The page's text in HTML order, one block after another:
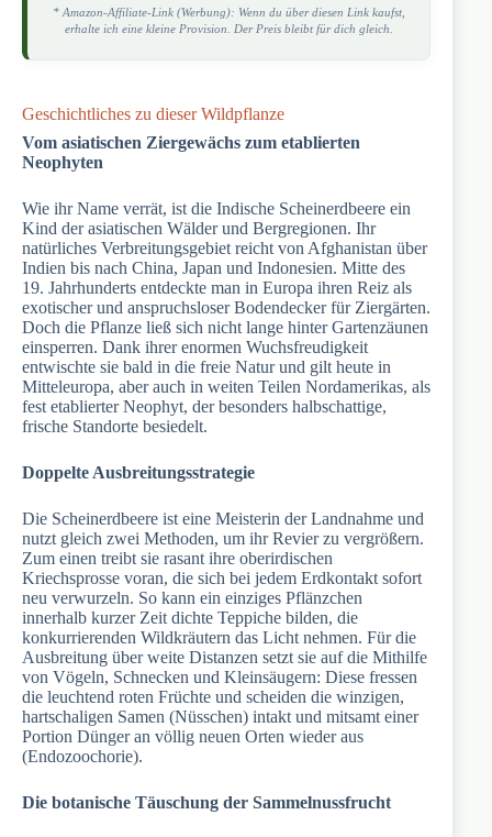
* Amazon-Affiliate-Link (Werbung): Wenn du über diesen Link kaufst,
erhalte ich eine kleine Provision. Der Preis bleibt für dich gleich.
Geschichtliches zu dieser Wildpflanze
Vom asiatischen Ziergewächs zum etablierten
Neophyten
Wie ihr Name verrät, ist die Indische Scheinerdbeere ein
Kind der asiatischen Wälder und Bergregionen. Ihr
natürliches Verbreitungsgebiet reicht von Afghanistan über
Indien bis nach China, Japan und Indonesien. Mitte des
19. Jahrhunderts entdeckte man in Europa ihren Reiz als
exotischer und anspruchsloser Bodendecker für Ziergärten.
Doch die Pflanze ließ sich nicht lange hinter Gartenzäunen
einsperren. Dank ihrer enormen Wuchsfreudigkeit
entwischte sie bald in die freie Natur und gilt heute in
Mitteleuropa, aber auch in weiten Teilen Nordamerikas, als
fest etablierter Neophyt, der besonders halbschattige,
frische Standorte besiedelt.
Doppelte Ausbreitungsstrategie
Die Scheinerdbeere ist eine Meisterin der Landnahme und
nutzt gleich zwei Methoden, um ihr Revier zu vergrößern.
Zum einen treibt sie rasant ihre oberirdischen
Kriechsprosse voran, die sich bei jedem Erdkontakt sofort
neu verwurzeln. So kann ein einziges Pflänzchen
innerhalb kurzer Zeit dichte Teppiche bilden, die
konkurrierenden Wildkräutern das Licht nehmen. Für die
Ausbreitung über weite Distanzen setzt sie auf die Mithilfe
von Vögeln, Schnecken und Kleinsäugern: Diese fressen
die leuchtend roten Früchte und scheiden die winzigen,
hartschaligen Samen (Nüsschen) intakt und mitsamt einer
Portion Dünger an völlig neuen Orten wieder aus
(Endozoochorie).
Die botanische Täuschung der Sammelnussfrucht